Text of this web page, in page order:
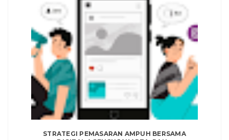
STRATEGI PEMASARAN AMPUH BERSAMA